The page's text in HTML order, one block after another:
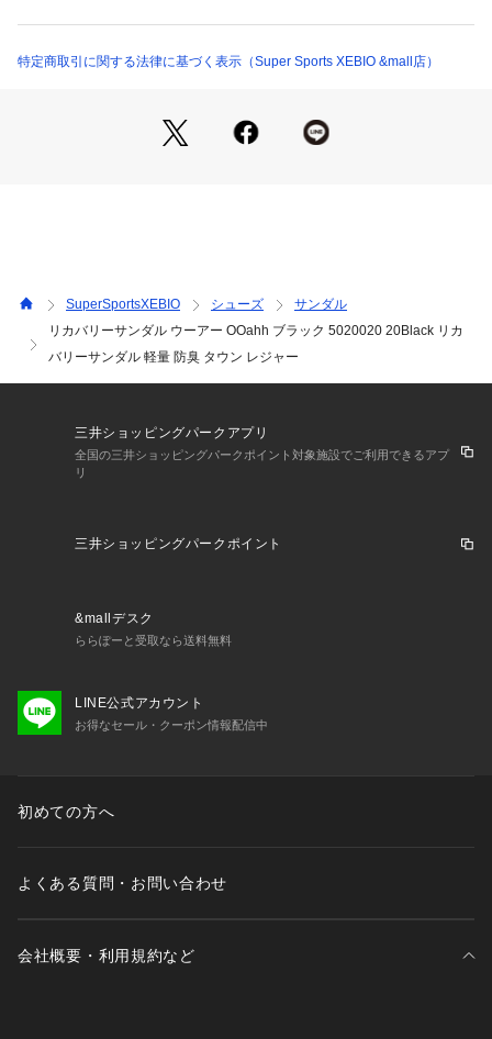
い。
※ブラウザやお使いのモニター環境により、掲載画像と実際の
商品の色味が若干異なる場合があります。
ャワーサンダル Men's Mens メンズ めんず 男性 2022 おすす
めサンダル エルブレス サンダル エルブレス lb22bn sdl-re 黒
ブラック 大人 おとな シンプル シャワサン つっかけ ぺったん
こ リカバリーサンダル クールダウン 疲労軽減 トレーニング後
サンダル banner_recoverysandal_240306 ウーアー OOahh
black Lady's Ladys レディース れでぃーす 女性 ユニセック
ス UNISEX unisex Unisex シンプル 2024ssx 2024ssx_sdl R
クーポン 25tr_lsh shsummer recovery_pm25 0525lcpn_s 2
ic recovery_sandal
特定商取引に関する法律に基づく表示（Super Sports XEBIO &mall店）
SuperSportsXEBIO シューズ
サンダル
リカバリーサンダル ウーアー OOahh ブラック 5020020 20Black リカ
バリーサンダル 軽量 防臭 タウン レジャー
三井ショッピングパークアプリ
全国の三井ショッピングパークポイント対象施設でご利用できるアプ
リ
三井ショッピングパークポイント
&mallデスク
ららぽーと受取なら送料無料
LINE公式アカウント
お得なセール・クーポン情報配信中
初めての方へ
よくある質問・お問い合わせ
会社概要・利用規約など